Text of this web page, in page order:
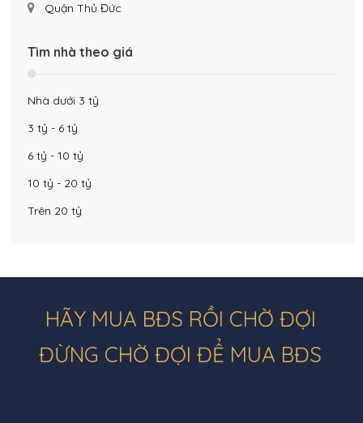
Quận Thủ Đức
Tìm nhà theo giá
Nhà dưới 3 tỷ
3 tỷ - 6 tỷ
6 tỷ - 10 tỷ
10 tỷ - 20 tỷ
Trên 20 tỷ
HÃY MUA BĐS RỒI CHỜ ĐỢI
ĐỪNG CHỜ ĐỢI ĐỂ MUA BĐS